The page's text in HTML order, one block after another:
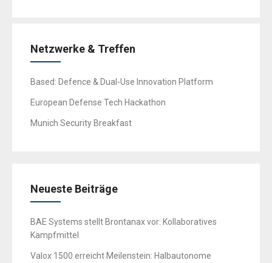
Netzwerke & Treffen
Based: Defence & Dual-Use Innovation Platform
European Defense Tech Hackathon
Munich Security Breakfast
Neueste Beiträge
BAE Systems stellt Brontanax vor: Kollaboratives
Kampfmittel
Valox 1500 erreicht Meilenstein: Halbautonome